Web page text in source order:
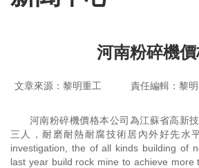
河南粉碎機
文章來源：黎明重工 責任編輯：黎
河南粉碎機價格本公司為江蘇省高新
三人，耐磨耐熱耐腐技術居內外好先水
investigation, the of all kinds building of
last year build rock mine to achieve